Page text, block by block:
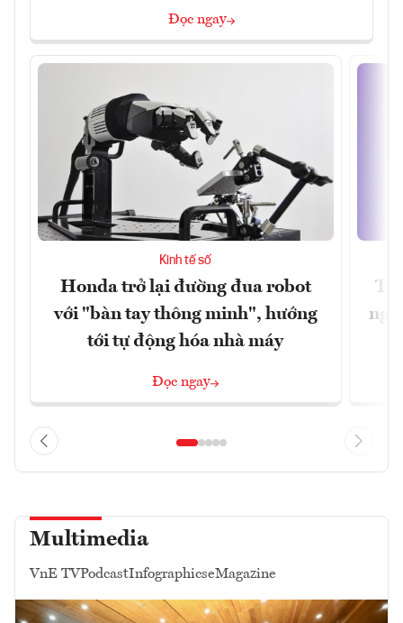
Đọc ngay
Kinh tế số
Honda trở lại đường đua robot
với "bàn tay thông minh", hướng
tới tự động hóa nhà máy
Đọc ngay
Multimedia
VnE TVPodcastInfographicseMagazine